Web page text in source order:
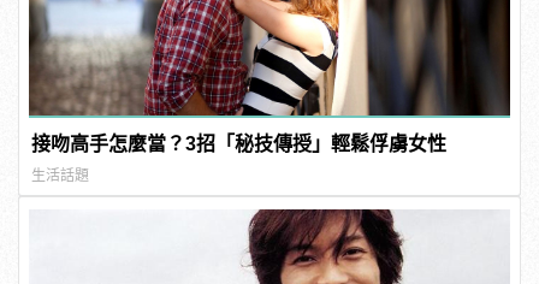
接吻高手怎麼當？3招「秘技傳授」輕鬆俘虜女性
生活話題